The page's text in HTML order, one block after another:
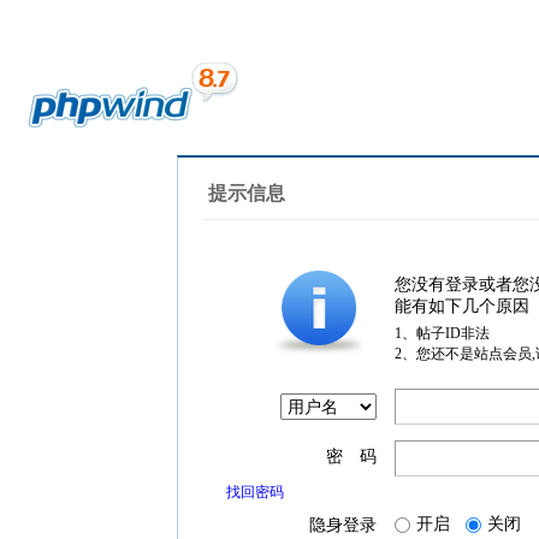
提示信息
您没有登录或者您
能有如下几个原因
1、帖子ID非法
2、您还不是站点会员
密 码
找回密码
隐身登录 开启 关闭